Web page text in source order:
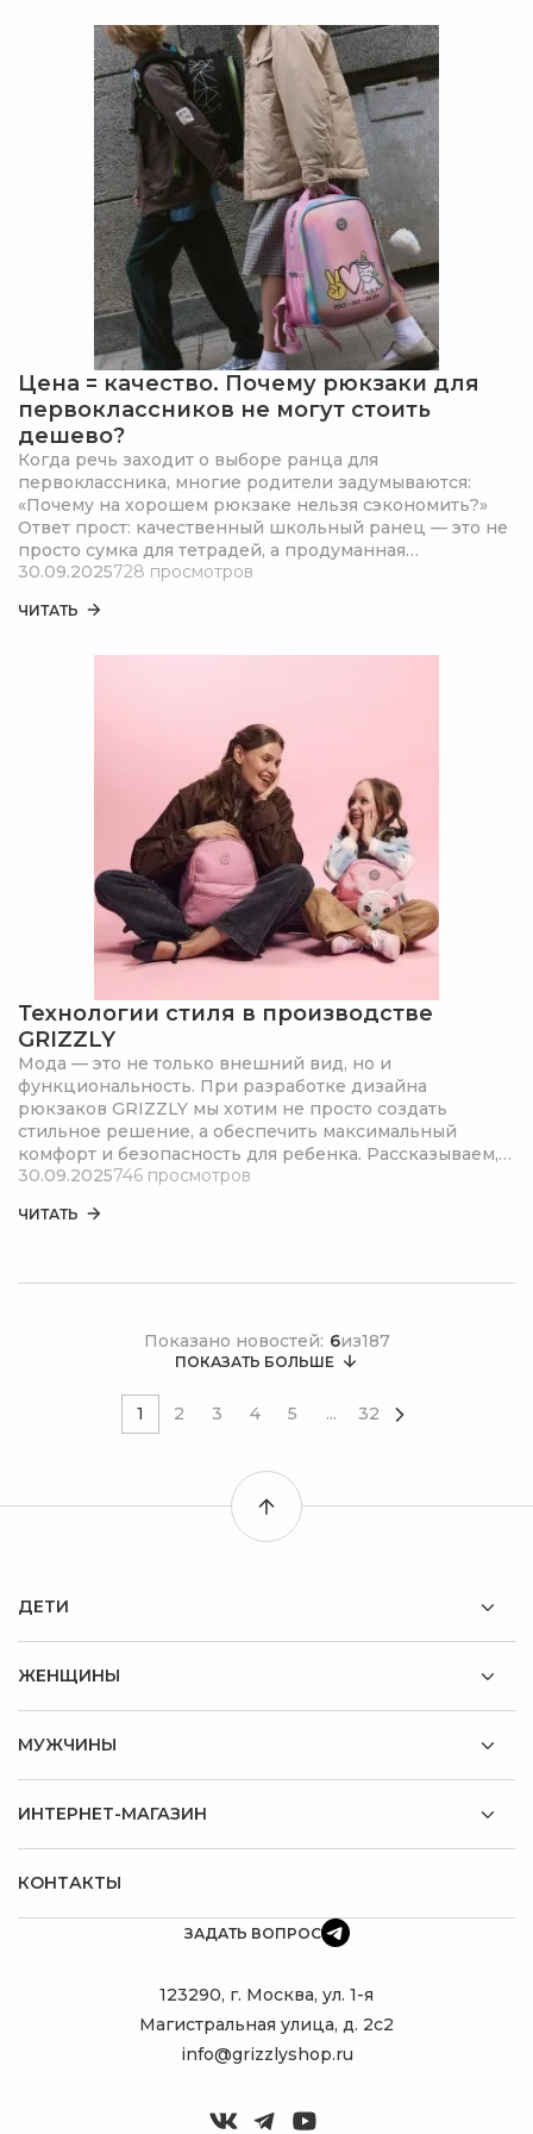
Цена = качество. Почему рюкзаки для
первоклассников не могут стоить
дешево?
Когда речь заходит о выборе ранца для
первоклассника, многие родители задумываются:
«Почему на хорошем рюкзаке нельзя сэкономить?»
Ответ прост: качественный школьный ранец — это не
просто сумка для тетрадей, а продуманная
эргономичная система, которая защищает здоровье
30.09.2025728 просмотров
ЧИТАТЬ
Технологии стиля в производстве
GRIZZLY
Мода — это не только внешний вид, но и
функциональность. При разработке дизайна
рюкзаков GRIZZLY мы хотим не просто создать
стильное решение, а обеспечить максимальный
комфорт и безопасность для ребенка. Рассказываем,
как технологии стиля заботятся о здоровье и удобстве
30.09.2025746 просмотров
ЧИТАТЬ
Показано новостей: 6из187
1 2 3 4 5 ... 32
ПОКАЗАТЬ БОЛЬШЕ
ДЕТИ
ЖЕНЩИНЫ
МУЖЧИНЫ
ИНТЕРНЕТ-МАГАЗИН
КОНТАКТЫ
ЗАДАТЬ ВОПРОС
123290, г. Москва, ул. 1-я
Магистральная улица, д. 2с2
info@grizzlyshop.ru